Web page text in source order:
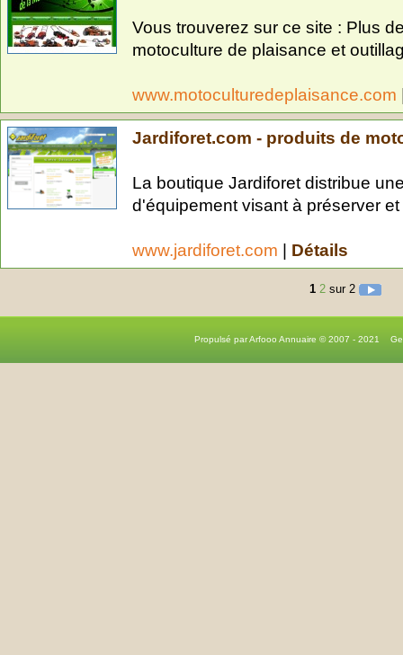
Vous trouverez sur ce site : Plus
motoculture de plaisance et
www.motoculturedeplaisance.com
Jardiforet.com - produits de
La boutique Jardiforet distribue
d'équipement visant à préserver
www.jardiforet.com | Détails
1 2 sur 2
Propulsé par Arfooo Annuaire © 2007 - 2021